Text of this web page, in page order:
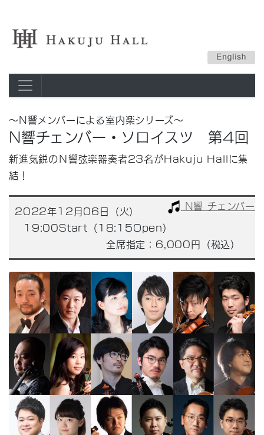
～N響メンバーによる室内楽シリーズ～
N響チェンバー・ソロイスツ 第4回
新進気鋭のＮ響弦楽器奏者23名がHakuju Hallに集
結！
N響 チェンバー
2022年12月06日（火）
19:00Start（18:15Open）
全席指定：6,000円（税込）